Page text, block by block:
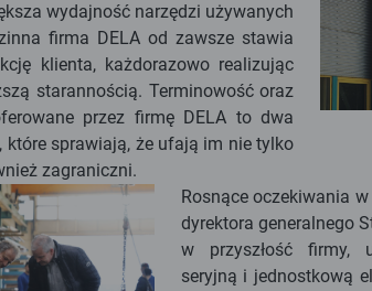
wydajność narzędzi używanych
firma DELA od zawsze stawia
klienta, każdorazowo realizując
starannością. Terminowość oraz
przez firmę DELA to dwa
które sprawiają, że ufają im nie tylko
zagraniczni.
Rosnące oczekiwania
dyrektora generalnego
w przyszłość firmy,
seryjną i jednostkową